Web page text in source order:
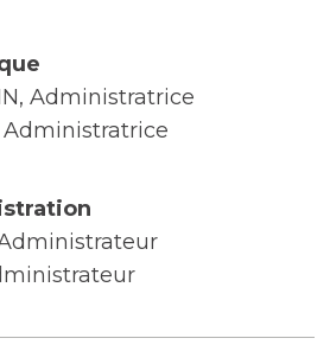
Administratrice
Administratrice
Administrateur